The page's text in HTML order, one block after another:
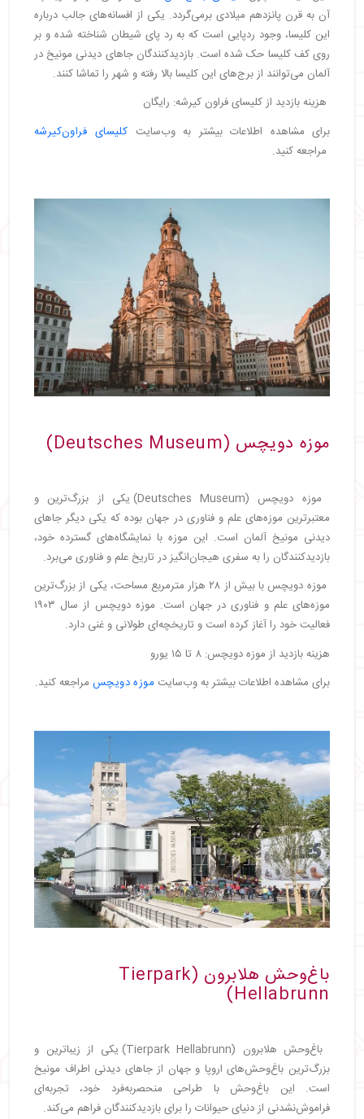
آن به قرن پانزدهم میلادی برمی‌گردد. یکی از افسانه‌های جالب درباره
این کلیسا، وجود ردپایی است که به رد پای شیطان شناخته شده و بر
روی کف کلیسا حک شده است. بازدیدکنندگان جاهای دیدنی مونیخ در
آلمان می‌توانند از برج‌های این کلیسا بالا رفته و شهر را تماشا کنند.
هزینه بازدید از کلیسای فراون کیرشه: رایگان
برای مشاهده اطلاعات بیشتر به وب‌سایت کلیسای فراون‌کیرشه
مراجعه کنید.
موزه دویچس (Deutsches Museum)
موزه دویچس (Deutsches Museum) یکی از بزرگ‌ترین و
معتبرترین موزه‌های علم و فناوری در جهان بوده که یکی دیگر جاهای
دیدنی مونیخ آلمان است. این موزه با نمایشگاه‌های گسترده خود،
بازدیدکنندگان را به سفری هیجان‌انگیز در تاریخ علم و فناوری می‌برد.
موزه دویچس با بیش از ۲۸ هزار مترمربع مساحت، یکی از بزرگ‌ترین
موزه‌های علم و فناوری در جهان است. موزه دویچس از سال ۱۹۰۳
فعالیت خود را آغاز کرده است و تاریخچه‌ای طولانی و غنی دارد.
هزینه بازدید از موزه دویچس: ۸ تا ۱۵ یورو
برای مشاهده اطلاعات بیشتر به وب‌سایت موزه دویچسمراجعه کنید.
باغ‌وحش هلابرون (Tierpark
Hellabrunn)
باغ‌وحش هلابرون (Tierpark Hellabrunn) یکی از زیباترین و
بزرگ‌ترین باغ‌وحش‌های اروپا و جهان از جاهای دیدنی اطراف مونیخ
است. این باغ‌وحش با طراحی منحصربه‌فرد خود، تجربه‌ای
فراموش‌نشدنی از دنیای حیوانات را برای بازدیدکنندگان فراهم می‌کند.